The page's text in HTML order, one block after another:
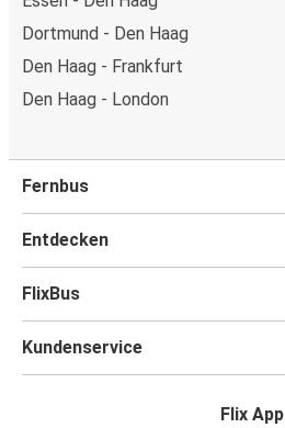
Dortmund - Den Haag
Den Haag - Frankfurt
Den Haag - London
Fernbus
Entdecken
FlixBus
Kundenservice
Flix App